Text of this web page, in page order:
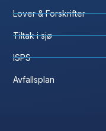
Lover & Forskrifter
Tiltak i sjø
ISPS
Avfallsplan